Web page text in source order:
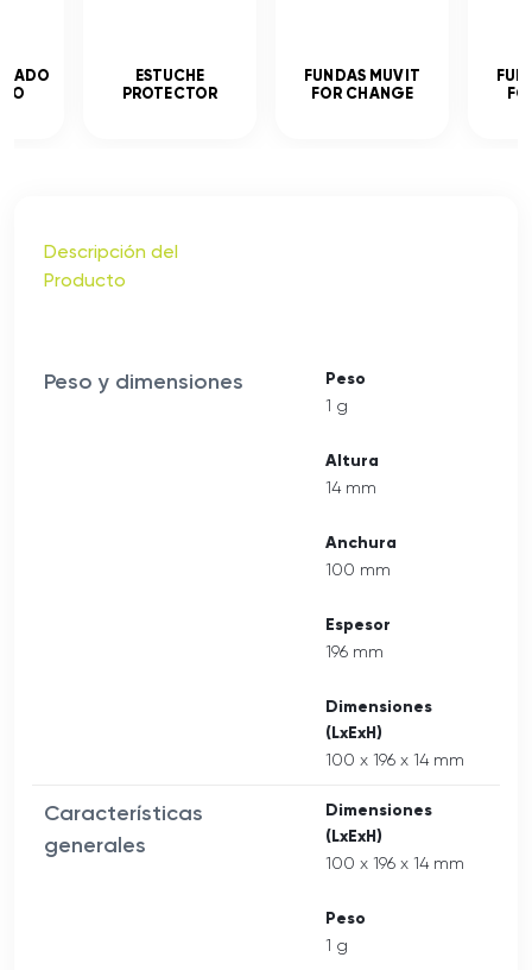
ESTUCHE
PROTECTOR
FUNDAS MUVIT
FOR CHANGE
Descripción del
Producto
Peso y dimensiones Peso
1 g
Altura
14 mm
Anchura
100 mm
Espesor
196 mm
Dimensiones
(LxExH)
100 x 196 x 14 mm
Características
generales
Dimensiones
(LxExH)
100 x 196 x 14 mm
Peso
1 g